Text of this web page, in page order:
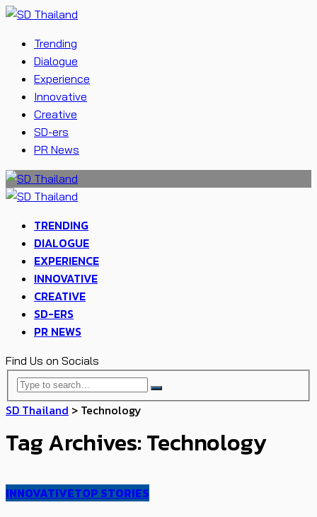
Trending
Dialogue
Experience
Innovative
Creative
SD-ers
PR News
TRENDING
DIALOGUE
EXPERIENCE
INNOVATIVE
CREATIVE
SD-ERS
PR NEWS
Find Us on Socials
SD Thailand > Technology
Tag Archives: Technology
INNOVATIVETOP STORIES